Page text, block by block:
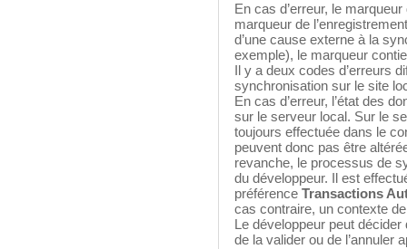
En cas d’erreur, le
marqueur de
d’une cause externe à la
exemple), le marqueur
Il y a deux codes d’erreurs
synchronisation sur le site
En cas d’erreur, l’état des
sur le serveur local. Sur le
toujours effectuée dans le
peuvent donc pas être
revanche, le processus de
du développeur. Il est
préférence Transactions
cas contraire, un contexte
Le développeur peut
de la valider ou de l’annuler